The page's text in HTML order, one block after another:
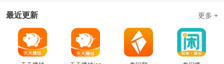
最近更新 更多 +